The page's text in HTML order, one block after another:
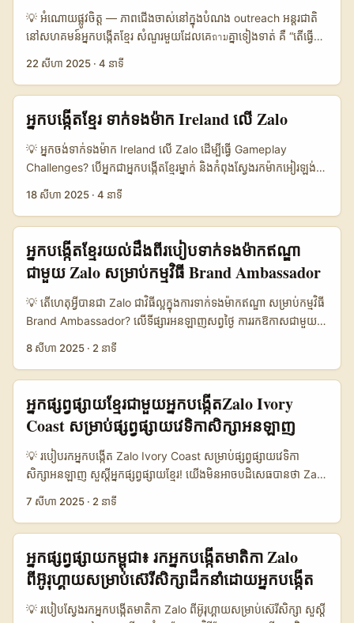
ត្រួតពិនិត្យសុវត្ថិភាព) — ផ្តល់ឧទាហរណ៍ពិតពីជំនួបសហសិទ្ធិក្នុងកម្ម
វិធីសកល និងករណីជាក់លាក់ដែលដោះស្រាយប្រថាក់ពេលអ្នកធ្វើ
outreach ចំពោះ Netherlands-based creators។ ខ្ញុំចង់ឲ្យអ្នកចប់
ការសម្លឹងមើលក្នុងចង្កេះ — ទាញយកសាច់ញាតិ local, ជំនាញភាសា, និង
trust signals ដែលធ្វើឲ្យ city guide របស់អ្នកមានភាព authentic និង
ព័ន្ធ៖ ព័ត៌មានពី cafef បានរាយការណ៍អំពីការព្រមានទាក់ទងនឹងការប្រើ
(cafef, 2025-09-01) — ចំណុចនេះបង្ហាញថា សុវត្ថិភាពនិងច្បាប់ឯកា
ព័ត៌មានគឺសំខាន់ពេលប្រើសារ/រូបភាពប្រែប្រួលក្នុងកិច្ចសហការជាមួយអ្នក
បង្កើតជារូបី។ ការយល់ដឹងពីនេះជាចំណុចសំខាន់ក្នុង onboarding និង
💡 អំណោយផ្លូវចិត្ត — ភាពជើងចាស់នៅក្នុងបំណង outreach អន្ដរជាតិ
នៅសហគមន៍អ្នកបង្កើតខ្មែរ សំណួរមួយដែលគេถามគ្នាទៀងទាត់ គឺ “តើធ្វើដូច
(value prop) សម្រាប់ក្រុមហ៊ុន Croatia, របៀបទំនាក់ទំនងដែលត្រឹមត្រូវ
(channel fit), និងវិធីសាស្ត្រដែលបង្កើន conversion ពីការពិភាក្សាទៅ
កាន់កិច្ចសន្យាពិតប្រាកដ។ នៅទីនេះខ្ញុំនឹងបង្ហាញយុទ្ធសាស្ត្រអនុវត្តន៍ទៅអ្នក៖
ពីការស្រាវជ្រាវ initial រហូតដល់ស្គ្រីប outreach ល្អៗ, រឿង negotiation
មុខងារចម្បងពីការផ្សព្វផ្សាយឧទាហរណ៍ Zolo ដែលប្រើ digital-first,
influencer activations និង conversion-focused pages ដើម្បី
ទស្សនាវដ្ដីថ្មីៗអំពីការរីកចម្រើនទីផ្សារដោយសារ social media ដែលបាន
សិក្សា (យោង openPR) និងការប្រើ AI-marketing សម្រាប់ scaling
22 សីហា 2025 · 4 នាទី
អ្នកបង្កើតខ្មែរ ទាក់ទងម៉ាក Ireland លើ Zalo
💡 អ្នកចង់ទាក់ទងម៉ាក Ireland លើ Zalo ដើម្បីធ្វើ Gameplay
Challenges? បើអ្នកជាអ្នកបង្កើតខ្មែរម្នាក់ និងកំពុងស្វែងរកម៉ាកអៀរឡង់
(flexible working) និងការជួញដូរសិចស៊ីលថ្មីៗ — តាម LinkedIn
data (LinkedIn) ដែលបានចេញផ្សាយកន្លងមក, មានសញ្ញាថា Ireland
កំពុងតែធ្វើជាកន្លែងដែលមានការចាប់អារម្មណ៍ខ្ពស់សម្រាប់ការជ្រើសរើស
តំបន់កិច្ចការ Online និង hybrid roles។ នេះមានន័យថា ម៉ាកក្នុង
Ireland កាន់តែលេចឆាប់ទៅរកក្រុមអ្នកប្រើប្រាស់ថ្មីៗ និងស្រឡាញ់សហការ
ជាមួយ creators ថ្មីៗ។ សំណួរដែលត្រូវកើតឡើង៖ តើ Zalo គឺជា
ឧបករណ៍សមរម្យសម្រាប់រកម៉ាក Ireland? តើផ្នែក outreach ល្អបំផុតគឺ
LinkedIn ឬ Email? និងតើអ្នកបង្កើតខ្មែរយើងគួរតែខ្វះអ្វីដើម្បីឈ្នះការ
(practical steps), template messages គំរូ, និងចំណេះដឹងលើមូល
ដ្ឋានព័ត៌មានពី LinkedIn និង BusinessPlus ដែលយើងប្រើជា
reference — ដើម្បីជួយអ្នករៀបចំ pitch ដែលម៉ាកអៀរឡង់នឹងចាប់
អារម្មណ៍។ ...
18 សីហា 2025 · 4 នាទី
អ្នកបង្កើតខ្មែរយល់ដឹងពីរបៀបទាក់ទងម៉ាកឥណ្ឌា
ជាមួយ Zalo សម្រាប់កម្មវិធី Brand Ambassador
💡 តើហេតុអ្វីបានជា Zalo ជាវិធីល្អក្នុងការទាក់ទងម៉ាកឥណ្ឌា សម្រាប់កម្មវិធី
Brand Ambassador? លើទីផ្សារអនឡាញសព្វថ្ងៃ ការរកឱកាសជាមួយ
អាស៊ីអាគ្នេយ៍។ Zalo កំពុងតែជួយបង្កើតនូវកន្លែងសម្រាប់ម៉ាកនានា ដើម្បីរក
អ្នកតំណាងម៉ាកដែលមានភាពទាក់ទាញ និងមានសមត្ថភាពចែករំលែកមាតិកា
ដែលផ្គូរផ្គងនឹងទំនិញ និងសេវាកម្មរបស់ពួកគេ។ តាមការស្រាវជ្រាវពីក្រុមហ៊ុន
ផ្សព្វផ្សាយឌីជីថល Betasaurus និងម៉ាក Zolo Label ដែលបានប្រើ
ប្រាស់ Instagram និង WhatsApp Commerce ជាឧទាហរណ៍
សមត្ថភាពក្នុងការបង្កើតសហគមន៍ និងការផ្សព្វផ្សាយតាមប្រព័ន្ធឌីជីថល គឺជា
គន្លងសំខាន់ក្នុងការបង្កើតការទាក់ទងជោគជ័យ។ បន្ថែមពីនេះ ការប្រើប្រាស់
Zalo Mini App ដូចជា “CADIVI Kết Nối” ដែលទើបតែចេញផ្សាយថ្មីៗ
ក្រុមហ៊ុន ឬសហគមន៍ជាក់លាក់បានយ៉ាងមានប្រសិទ្ធភាព។ សម្រាប់អ្នក
បង្កើតខ្មែរដែលចង់ចូលរួមកម្មវិធី Brand Ambassador នេះ គួរតែមានការ
យល់ដឹងល្អចំពោះបច្ចេកទេស និងបែបផែនក្នុងការប្រើប្រាស់ Zalo ដើម្បី
បង្កើតការតភ្ជាប់ជាមួយម៉ាកឥណ្ឌា។ 📊 តារាងប្រៀបធៀប៖ Zalo ជាមួយ
8 សីហា 2025 · 2 នាទី
អ្នកផ្សព្វផ្សាយខ្មែរជាមួយអ្នកបង្កើតZalo Ivory
Coast សម្រាប់ផ្សព្វផ្សាយវេទិកាសិក្សាអនឡាញ
💡 របៀបរកអ្នកបង្កើត Zalo Ivory Coast សម្រាប់ផ្សព្វផ្សាយវេទិកា
សិក្សាអនឡាញ សួស្ដីអ្នកផ្សព្វផ្សាយខ្មែរ! យើងមិនអាចបដិសេធបានថា Zalo
Coast។ បើអ្នកកំពុងស្វែងរកវិធីដើម្បីចូលរួមផ្សព្វផ្សាយវេទិកាសិក្សាអនឡាញ
របស់អ្នក តាមរយៈបណ្តាញសង្គមដែលមានអ្នកទស្សនាមិនតិចទេនៅ Ivory
Coast, នោះអ្នកបានមកមកត្រឹមត្រូវហើយ។ នៅក្នុងអត្ថបទនេះ ខ្ញុំចង់
ចែករំលែកពីវិធីសាស្រ្តពិសេសៗ និងឧបករណ៍អាចជួយអ្នកបង្កើតការតភ្ជាប់
ជាមួយអ្នកបង្កើតមាតិកា Zalo នៅ Ivory Coast ដើម្បីបង្កើនការទស្សនា
7 សីហា 2025 · 2 នាទី
អ្នកផ្សព្វផ្សាយកម្ពុជា៖ រកអ្នកបង្កើតមាតិកា Zalo
ពីអ៊ូរុហ្គាយសម្រាប់ស៊េរីសិក្សាដឹកនាំដោយអ្នកបង្កើត
💡 របៀបស្វែងរកអ្នកបង្កើតមាតិកា Zalo ពីអ៊ូរុហ្គាយសម្រាប់ស៊េរីសិក្សា សួស្តី